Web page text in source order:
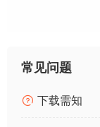
常见问题
下载需知